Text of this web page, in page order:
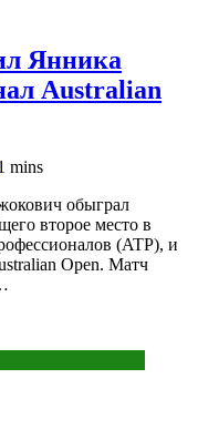
Янника
Australian
mins
обыграл
второе место в
(ATP), и
Open. Матч